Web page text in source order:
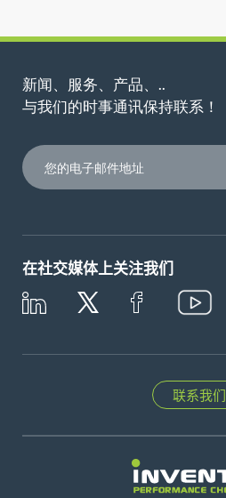
新闻、服务、产品、..
与我们的时事通讯保持联系！
在社交媒体上关注我们
联系我们